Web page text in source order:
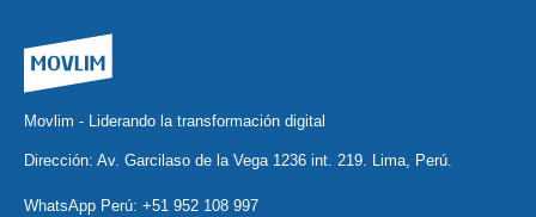
Movlim - Liderando la transformación digital
Dirección: Av. Garcilaso de la Vega 1236 int. 219. Lima, Perú.
WhatsApp Perú: +51 952 108 997